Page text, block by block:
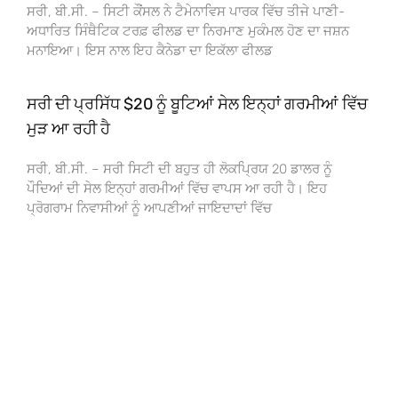
ਸਰੀ, ਬੀ.ਸੀ. – ਸਿਟੀ ਕੌਂਸਲ ਨੇ ਟੈਮੇਨਾਵਿਸ ਪਾਰਕ ਵਿੱਚ ਤੀਜੇ ਪਾਣੀ-
ਅਧਾਰਿਤ ਸਿੰਥੈਟਿਕ ਟਰਫ਼ ਫੀਲਡ ਦਾ ਨਿਰਮਾਣ ਮੁਕੰਮਲ ਹੋਣ ਦਾ ਜਸ਼ਨ
ਮਨਾਇਆ। ਇਸ ਨਾਲ ਇਹ ਕੈਨੇਡਾ ਦਾ ਇਕੱਲਾ ਫੀਲਡ
ਸਰੀ ਦੀ ਪ੍ਰਸਿੱਧ $20 ਨੂੰ ਬੂਟਿਆਂ ਸੇਲ ਇਨ੍ਹਾਂ ਗਰਮੀਆਂ ਵਿੱਚ
ਮੁੜ ਆ ਰਹੀ ਹੈ
ਸਰੀ, ਬੀ.ਸੀ. – ਸਰੀ ਸਿਟੀ ਦੀ ਬਹੁਤ ਹੀ ਲੋਕਪ੍ਰਿਯ 20 ਡਾਲਰ ਨੂੰ
ਪੌਦਿਆਂ ਦੀ ਸੇਲ ਇਨ੍ਹਾਂ ਗਰਮੀਆਂ ਵਿੱਚ ਵਾਪਸ ਆ ਰਹੀ ਹੈ। ਇਹ
ਪ੍ਰੋਗਰਾਮ ਨਿਵਾਸੀਆਂ ਨੂੰ ਆਪਣੀਆਂ ਜਾਇਦਾਦਾਂ ਵਿੱਚ